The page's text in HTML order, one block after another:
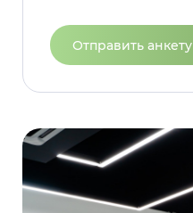
Отправить анкету